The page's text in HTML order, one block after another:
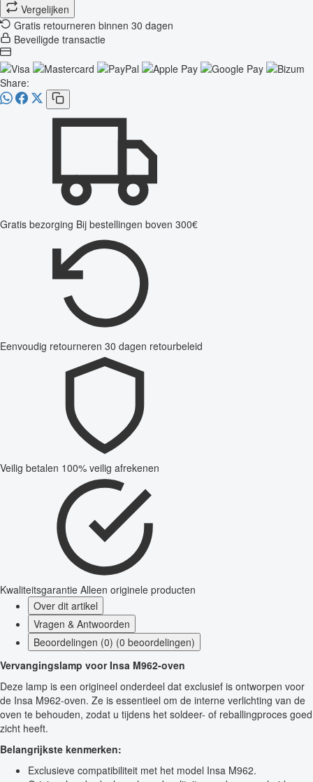
Vergelijken
Gratis retourneren binnen 30 dagen
Beveiligde transactie
Share:
Gratis bezorging Bij bestellingen boven 300€
Eenvoudig retourneren 30 dagen retourbeleid
Veilig betalen 100% veilig afrekenen
Kwaliteitsgarantie Alleen originele producten
Over dit artikel
Vragen & Antwoorden
Beoordelingen (0) (0 beoordelingen)
Vervangingslamp voor Insa M962-oven
Deze lamp is een origineel onderdeel dat exclusief is ontworpen voor
de Insa M962-oven. Ze is essentieel om de interne verlichting van de
oven te behouden, zodat u tijdens het soldeer- of reballingproces goed
zicht heeft.
Belangrijkste kenmerken:
Exclusieve compatibiliteit met het model Insa M962.